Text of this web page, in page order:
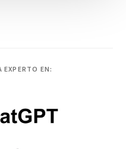
EXPERTO EN: